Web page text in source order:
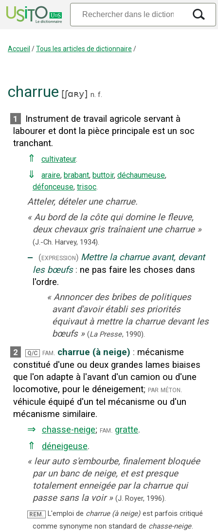
Accueil /Tous les articles de dictionnaire /
charrue [ʃɑʀy] n. f.
1
Instrument de travail agricole servant à
labourer et dont la pièce principale est un soc
tranchant.
⇑ cultivateur.
⇓ araire, brabant, buttoir, déchaumeuse,
défonceuse, trisoc.
Atteler, dételer une charrue.
« Au bord de la côte qui domine le fleuve,
deux chevaux gris traînaient une charrue »
(J.-Ch. Harvey, 1934).
‒ (expression) Mettre la charrue avant, devant
les bœufs : ne pas faire les choses dans
l'ordre.
« Annoncer des bribes de politiques
avant d'avoir établi ses priorités
équivaut à mettre la charrue devant les
bœufs » (La Presse, 1990).
2 Q/C fam. charrue (à neige) : mécanisme
constitué d'une ou deux grandes lames biaises
que l'on adapte à l'avant d'un camion ou d'une
locomotive, pour le déneigement; par méton.
véhicule équipé d'un tel mécanisme ou d'un
mécanisme similaire.
⇒ chasse-neige; fam. gratte.
⇑ déneigeuse.
« leur auto s'embourbe, finalement bloquée
par un banc de neige, et est presque
totalement enneigée par la charrue qui
passe sans la voir » (J. Royer, 1996).
REM. L'emploi de charrue (à neige) est parfois critiqué
comme synonyme non standard de chasse-neige.